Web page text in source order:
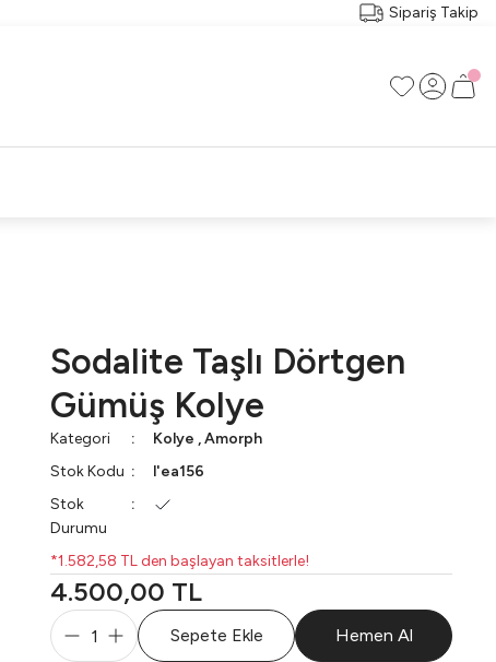
Sipariş Takip
Sodalite Taşlı Dörtgen
Gümüş Kolye
Kategori Kolye ,Amorph
Stok Kodu
l'ea156
Stok
Durumu
*1.582,58 TL den başlayan taksitlerle!
4.500,00 TL
Sepete Ekle Hemen Al